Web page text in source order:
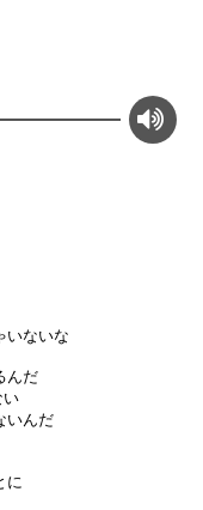
いないな
んだ
い
いんだ
に